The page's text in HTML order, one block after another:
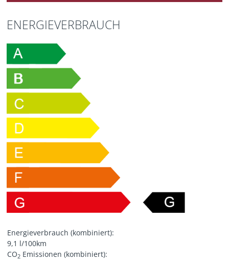
ENERGIEVERBRAUCH
Energieverbrauch (kombiniert):
9,1 l/100km
CO2 Emissionen (kombiniert):